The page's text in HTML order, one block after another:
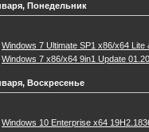
Понедельник
Windows 7 Ultimate SP1 x86/x64 Lite
Windows 7 x86/x64 9in1 Update
Воскресенье
Windows 10 Enterprise x64